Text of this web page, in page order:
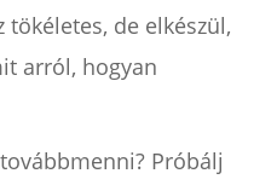
de elkészül,
arról, hogyan
Próbálj